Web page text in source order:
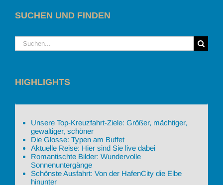
SUCHEN UND FINDEN
Suche
nach:
HIGHLIGHTS
Unsere Top-Kreuzfahrt-Ziele: Größer, mächtiger,
gewaltiger, schöner
Die Glosse: Typen am Buffet
Aktuelle Reise: Hier sind Sie live dabei
Romantischte Bilder: Wundervolle
Sonnenuntergänge
Schönste Ausfahrt: Von der HafenCity die Elbe
hinunter